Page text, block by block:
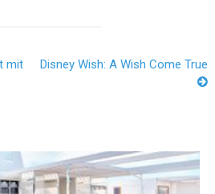
mit
Disney Wish: A Wish Come True